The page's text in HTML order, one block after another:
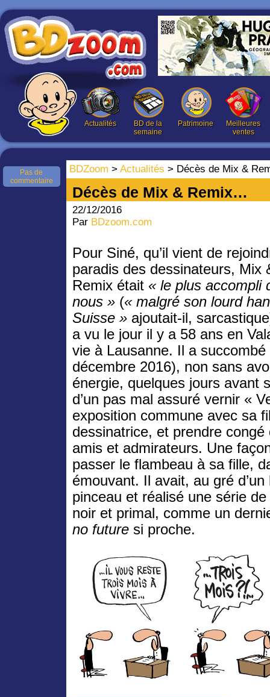
Actualités
BD de la
semaine
Patrimoine
Meilleures
ventes
BDZoom > Actualités > Décès de Mix &
Pas de
commentaire
Décès de Mix & Remix…
22/12/2016
Par BDzoom.com
Pour Siné, qu’il vient de
paradis des dessinateurs, Mix
Remix était « le plus accompli
nous » (« malgré son lourd
Suisse » ajoutait-il,
a vu le jour il y a 58 ans en
vie à Lausanne. Il a
décembre 2016), non sans
énergie, quelques jours avant
d’un pas mal assuré vernir «
exposition commune avec sa
dessinatrice, et prendre
amis et admirateurs. Une
passer le flambeau à sa fille,
émouvant. Il avait, au gré
pinceau et réalisé une série
noir et primal, comme un
no future si proche.